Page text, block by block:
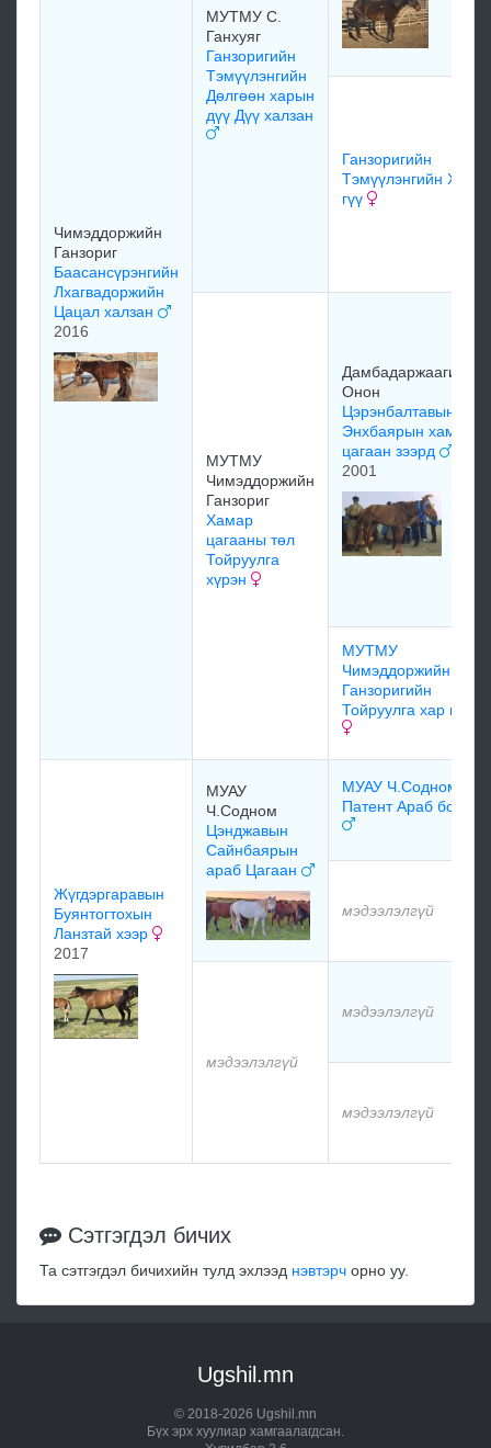
Чимэддоржийн
Ганзориг
Баасансүрэнгийн
Лхагвадоржийн
Цацал халзан
2016
МУТМУ С.
Ганхуяг
Ганзоригийн
Тэмүүлэнгийн
Дөлгөөн харын
дүү Дүү халзан
Ганзоригийн
Тэмүүлэнгийн Хар
гүү
МУТМУ
Чимэддоржийн
Ганзориг
Хамар
цагааны төл
Тойруулга
хүрэн
Дамбадаржаагийн
Онон
Цэрэнбалтавын
Энхбаярын хамар
цагаан зээрд
2001
МУТМУ
Чимэддоржийн
Ганзоригийн
Тойруулга хар гүү
Жүгдэргаравын
Буянтогтохын
Ланзтай хээр
2017
МУАУ
Ч.Содном
Цэнджавын
Сайнбаярын
араб Цагаан
МУАУ Ч.Содном
Патент Араб бор
мэдээлэлгүй
мэдээлэлгүй
мэдээлэлгүй
мэдээлэлгүй
Сэтгэгдэл бичих
Та сэтгэгдэл бичихийн тулд эхлээд нэвтэрч орно уу.
Ugshil.mn
© 2018-2026 Ugshil.mn
Бүх эрх хуулиар хамгаалагдсан.